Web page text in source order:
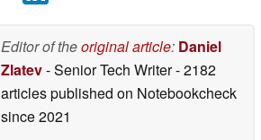
Editor of theoriginal article: Daniel
Zlatev- Senior Tech Writer- 2182
articles published on Notebookcheck
since 2021